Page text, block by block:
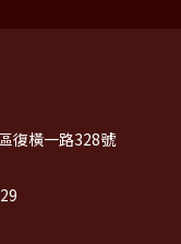
復橫一路328號